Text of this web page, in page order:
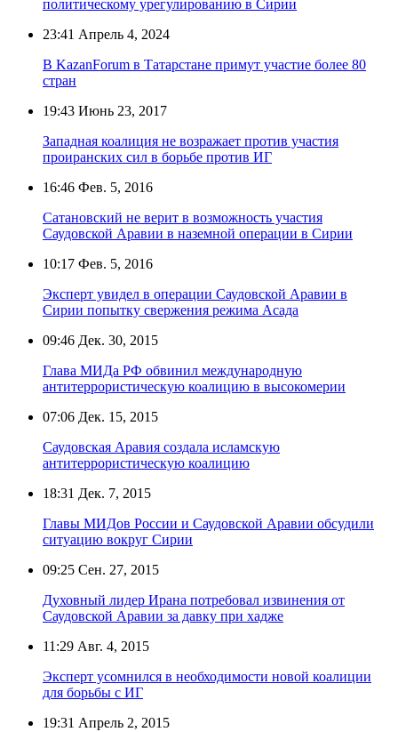
политическому урегулированию в Сирии
23:41 Апрель 4, 2024
В KazanForum в Татарстане примут участие более 80
стран
19:43 Июнь 23, 2017
Западная коалиция не возражает против участия
проиранских сил в борьбе против ИГ
16:46 Фев. 5, 2016
Сатановский не верит в возможность участия
Саудовской Аравии в наземной операции в Сирии
10:17 Фев. 5, 2016
Эксперт увидел в операции Саудовской Аравии в
Сирии попытку свержения режима Асада
09:46 Дек. 30, 2015
Глава МИДа РФ обвинил международную
антитеррористическую коалицию в высокомерии
07:06 Дек. 15, 2015
Саудовская Аравия создала исламскую
антитеррористическую коалицию
18:31 Дек. 7, 2015
Главы МИДов России и Саудовской Аравии обсудили
ситуацию вокруг Сирии
09:25 Сен. 27, 2015
Духовный лидер Ирана потребовал извинения от
Саудовской Аравии за давку при хадже
11:29 Авг. 4, 2015
Эксперт усомнился в необходимости новой коалиции
для борьбы с ИГ
19:31 Апрель 2, 2015